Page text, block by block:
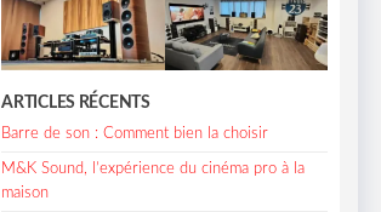
ARTICLES RÉCENTS
Barre de son : Comment bien la choisir
M&K Sound, l’expérience du cinéma pro à la
maison